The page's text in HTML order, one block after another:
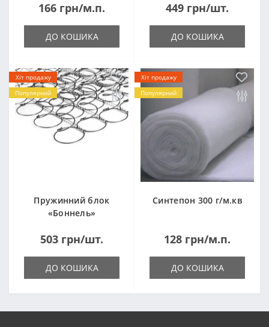
166 грн/м.п.
ДО КОШИКА
(1000x2000мм)
449 грн/шт.
ДО КОШИКА
Хіт продажу
Популярний
Пружинний блок
«Боннель»
503 грн/шт.
ДО КОШИКА
Хіт продажу
Популярний
Синтепон 300 г/м.кв
128 грн/м.п.
ДО КОШИКА